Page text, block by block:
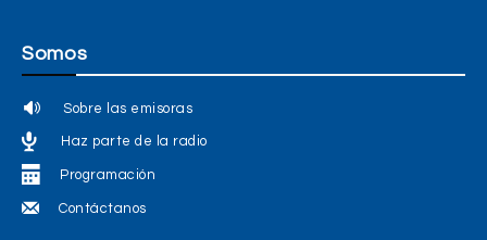
Somos
Sobre las emisoras
Haz parte de la radio
Programación
Contáctanos